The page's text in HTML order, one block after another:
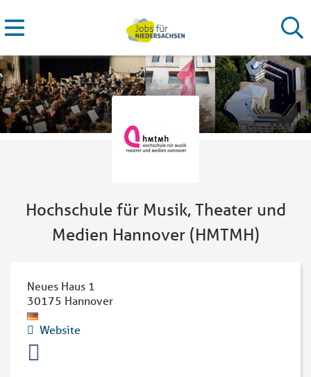
Hochschule für Musik, Theater und
Medien Hannover (HMTMH)
Neues Haus 1
30175 Hannover
Website